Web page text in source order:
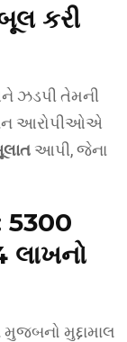
કરી
ઝડપી તેમની
આરોપીઓએ
આપી, જેના
5300
લાખનો
મુદ્દામાલ